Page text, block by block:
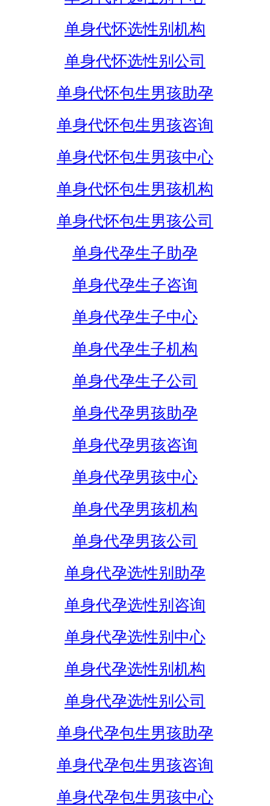
单身代怀选性别机构
单身代怀选性别公司
单身代怀包生男孩助孕
单身代怀包生男孩咨询
单身代怀包生男孩中心
单身代怀包生男孩机构
单身代怀包生男孩公司
单身代孕生子助孕
单身代孕生子咨询
单身代孕生子中心
单身代孕生子机构
单身代孕生子公司
单身代孕男孩助孕
单身代孕男孩咨询
单身代孕男孩中心
单身代孕男孩机构
单身代孕男孩公司
单身代孕选性别助孕
单身代孕选性别咨询
单身代孕选性别中心
单身代孕选性别机构
单身代孕选性别公司
单身代孕包生男孩助孕
单身代孕包生男孩咨询
单身代孕包生男孩中心